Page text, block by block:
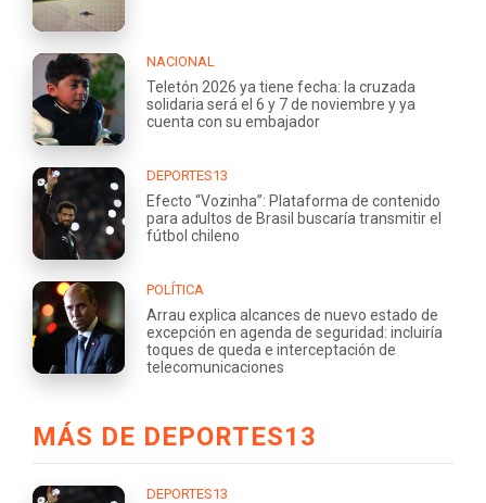
NACIONAL
Teletón 2026 ya tiene fecha: la cruzada
solidaria será el 6 y 7 de noviembre y ya
cuenta con su embajador
DEPORTES13
Efecto “Vozinha”: Plataforma de contenido
para adultos de Brasil buscaría transmitir el
fútbol chileno
POLÍTICA
Arrau explica alcances de nuevo estado de
excepción en agenda de seguridad: incluiría
toques de queda e interceptación de
telecomunicaciones
MÁS DE DEPORTES13
DEPORTES13